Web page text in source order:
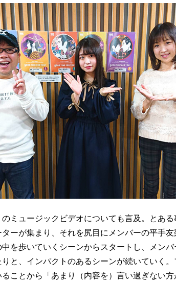
ミュージックビデオについても言及。とあ
ーが集まり、それを尻目にメンバーの平手
を歩いていくシーンからスタートし、メン
と、インパクトのあるシーンが続いていく
ことから「あまり（内容を）言い過ぎない